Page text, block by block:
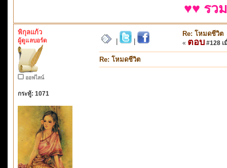
♥♥ รว
พิกุลแก้ว
ผู้ดูแลบอร์ด
ออฟไลน์
กระทู้: 1071
Re: โหมดชีวิต
« ตอบ #128 เ
Re: โหมดชีวิต